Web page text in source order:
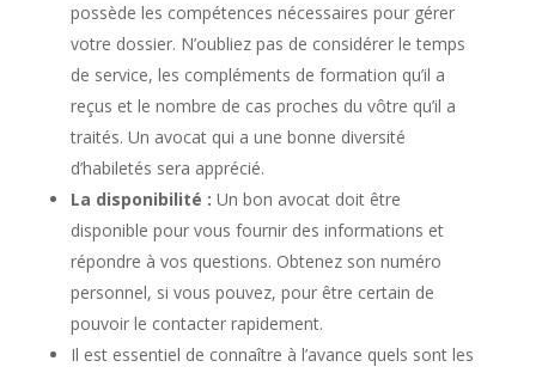
possède les compétences nécessaires pour gérer
votre dossier. N’oubliez pas de considérer le temps
de service, les compléments de formation qu’il a
reçus et le nombre de cas proches du vôtre qu’il a
traités. Un avocat qui a une bonne diversité
d’habiletés sera apprécié.
La disponibilité : Un bon avocat doit être
disponible pour vous fournir des informations et
répondre à vos questions. Obtenez son numéro
personnel, si vous pouvez, pour être certain de
pouvoir le contacter rapidement.
Il est essentiel de connaître à l’avance quels sont les